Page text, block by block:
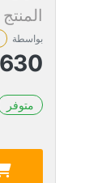
المنتج #
بواسطة
متوفر